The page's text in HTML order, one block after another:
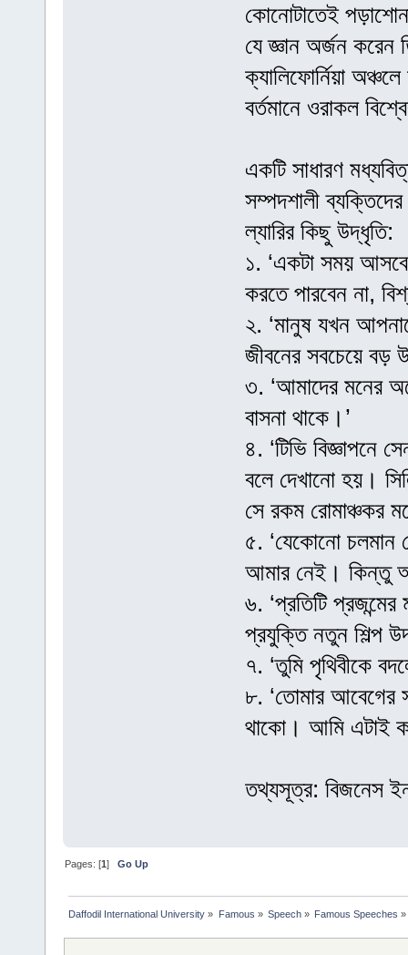
কোনোটাতেই
যে জ্ঞান অর্জন করেন
ক্যালিফোর্নিয়া
বর্তমানে ওরাকল
একটি সাধারণ
সম্পদশালী
ল্যারির কিছু উদ্ধৃতি:
১. ‘একটা সময়
করতে পারবেন না,
২. ‘মানুষ যখন
জীবনের সবচেয়ে বড়
৩. ‘আমাদের মনের
বাসনা থাকে।’
৪. ‘টিভি বিজ্ঞাপনে
বলে দেখানো হয়।
সে রকম রোমাঞ্চকর
৫. ‘যেকোনো চলমান
আমার নেই। কিন্তু
৬. ‘প্রতিটি
প্রযুক্তি নতুন শিল্প
৭. ‘তুমি পৃথিবীকে
৮. ‘তোমার আবেগের
থাকো। আমি এটাই
তথ্যসূত্র: বিজনেস
Pages: [1]Go Up
Daffodil International University » Famous » Speech» Famous Speeches »